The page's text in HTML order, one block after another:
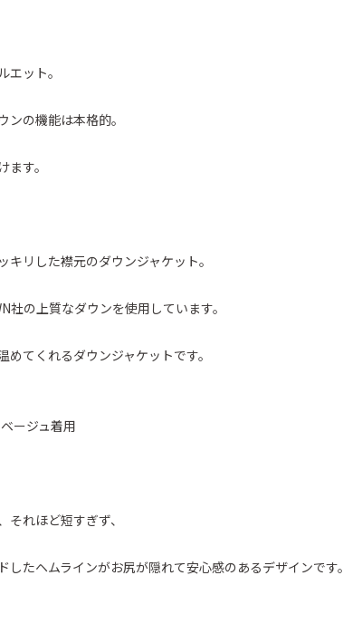
ット。
の機能は本格的。
す。
リした襟元のダウンジャケット。
社の上質なダウンを使用しています。
てくれるダウンジャケットです。
ージュ着用
れほど短すぎず、
たヘムラインがお尻が隠れて安心感のあるデザインです。